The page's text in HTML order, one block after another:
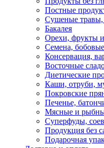
Постные
Сушеные
Бакалея
Орехи, фрукты
Семена, бобовые
Консервация,
Восточные
Диетические
Каши, отруби,
Покровские
Печенье,
Мясные и
Суперфуды,
Продукция без
Подарочная